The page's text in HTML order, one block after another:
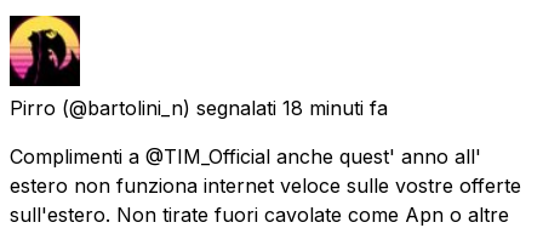
Pirro (@bartolini_n) segnalati 18 minuti fa
Complimenti a @TIM_Official anche quest' anno all'
estero non funziona internet veloce sulle vostre offerte
sull'estero. Non tirate fuori cavolate come Apn o altre